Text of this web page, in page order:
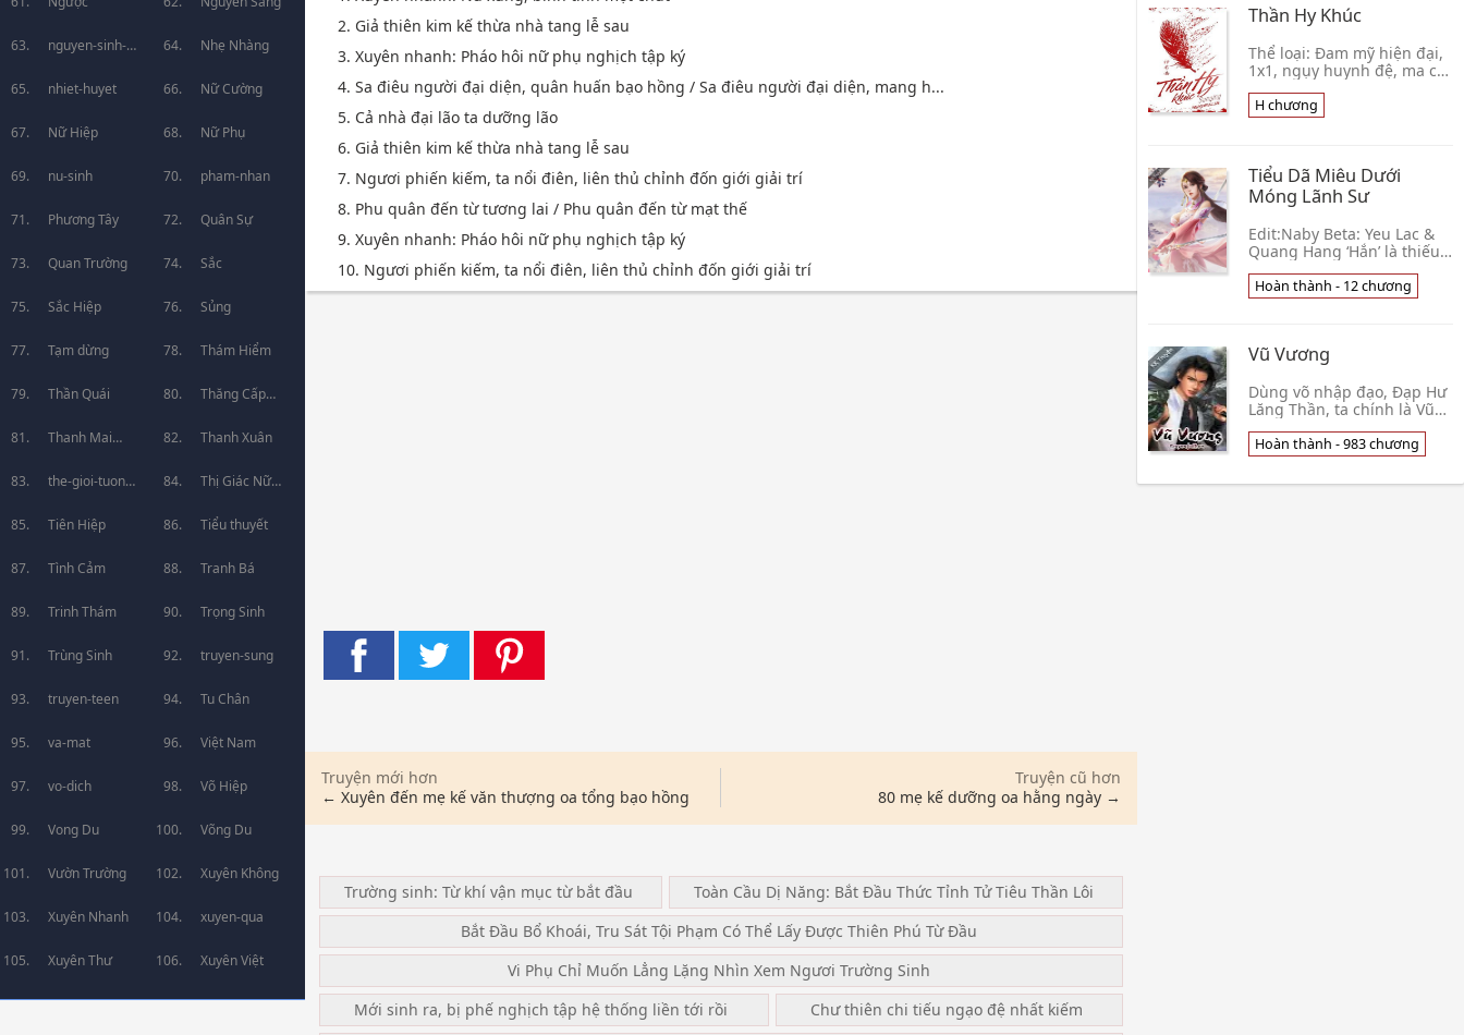
nguyen-sinh-
huyen-tuong
Nhẹ Nhàng
nhiet-huyet Nữ Cường
Nữ Hiệp Nữ Phụ
nu-sinh pham-nhan
Phương Tây Quân Sự
Quan Trường Sắc
Sắc Hiệp Sủng
Tạm dừng Thám Hiểm
Thần Quái Thăng Cấp
Lưu
Thanh Mai
Trúc Mã
Thanh Xuân
the-gioi-tuong-
lai
Thị Giác Nữ
Chủ
Tiên Hiệp Tiểu thuyết
Tình Cảm Tranh Bá
Trinh Thám Trọng Sinh
Trùng Sinh truyen-sung
truyen-teen Tu Chân
va-mat Việt Nam
vo-dich Võ Hiệp
Vong Du Võng Du
Vườn Trường Xuyên Không
Xuyên Nhanh xuyen-qua
Xuyên Thư Xuyên Việt
2. Giả thiên kim kế thừa nhà tang lễ sau
3. Xuyên nhanh: Pháo hôi nữ phụ nghịch tập ký
4. Sa điêu người đại diện, quân huấn bạo hồng / Sa điêu người đại diện, mang h...
5. Cả nhà đại lão ta dưỡng lão
6. Giả thiên kim kế thừa nhà tang lễ sau
7. Ngươi phiến kiếm, ta nổi điên, liên thủ chỉnh đốn giới giải trí
8. Phu quân đến từ tương lai / Phu quân đến từ mạt thế
9. Xuyên nhanh: Pháo hôi nữ phụ nghịch tập ký
10. Ngươi phiến kiếm, ta nổi điên, liên thủ chỉnh đốn giới giải trí
Truyện mới hơn
← Xuyên đến mẹ kế văn thượng oa tổng bạo hồng
Truyện cũ hơn
80 mẹ kế dưỡng oa hằng ngày →
Trường sinh: Từ khí vận mục từ bắt đầu
Toàn Cầu Dị Năng: Bắt Đầu Thức Tỉnh Tử Tiêu Thần Lôi
Bắt Đầu Bổ Khoái, Tru Sát Tội Phạm Có Thể Lấy Được Thiên Phú Từ Đầu
Vi Phụ Chỉ Muốn Lẳng Lặng Nhìn Xem Ngươi Trường Sinh
Mới sinh ra, bị phế nghịch tập hệ thống liền tới rồi
Chư thiên chi tiếu ngạo đệ nhất kiếm
Thần Hy Khúc
Thể loại: Đam mỹ hiện đại,
1x1, ngụy huynh đệ, ma cà
cường công x nữ vương mỹ
thụ, [H], ngược luyến, HE?.
H chương
Tiểu Dã Miêu Dưới
Móng Lãnh Sư
Edit:Naby Beta: Yeu Lac &
Quang Hang ‘Hắn’ là thiếu
phóng khoáng. Không biết
có bao nhiêu nữ nhi
Hoàn thành - 12 chương
Vũ Vương
Dùng võ nhập đạo, Đạp Hư
Lăng Thần, ta chính là Vũ
là một đứa con riêng bị bỏ
rơi của Mộ gia Liệt Sơn
Hoàn thành - 983 chương